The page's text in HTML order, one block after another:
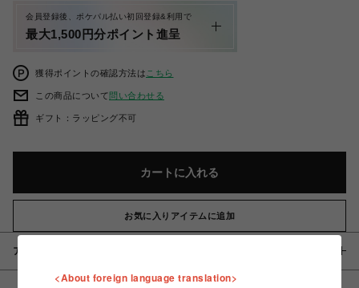
会員登録後、ポケパル払い初回登録&利用で
最大1,500円分ポイント進呈
獲得ポイントの確認方法は こちら
この商品について問い合わせる
ギフト：ラッピング不可
カートに入れる
お気に入りアイテムに追加
アイテム説明 / 素材
<About foreign language translation>